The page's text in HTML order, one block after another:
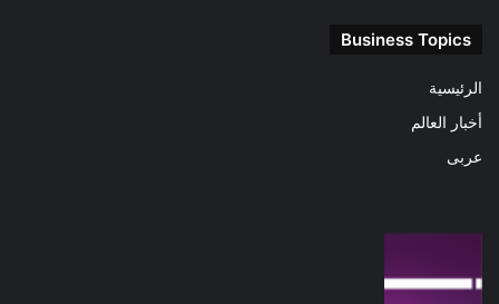
Business Topics
الرئيسية
أخبار العالم
عربى